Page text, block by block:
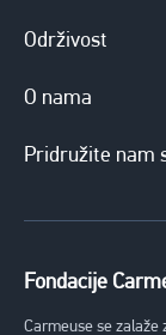
Održivost
O nama
Pridružite nam
Fondacije
Carmeuse se